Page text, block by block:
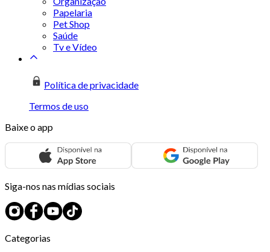
Papelaria
Pet Shop
Saúde
Tv e Vídeo
Política de privacidade
Termos de uso
Baixe o app
Siga-nos nas mídias sociais
Categorias